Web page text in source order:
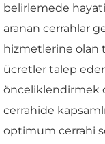
belirlemede
aranan cerrahlar
hizmetlerine olan
ücretler talep
önceliklendirmek
cerrahide
optimum cerrahi